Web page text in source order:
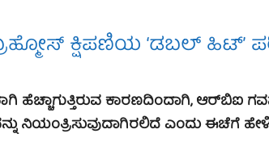
ಕ್ಷಿಪಣಿಯ ‘ಡಬಲ್ ಹಿಟ್’
ಹೆಚ್ಚಾಗುತ್ತಿರುವ ಕಾರಣದಿಂದಾಗಿ, ಆರ್‌ಬಿಐ
ನಿಯಂತ್ರಿಸುವುದಾಗಿರಲಿದೆ ಎಂದು ಈಚೆಗೆ